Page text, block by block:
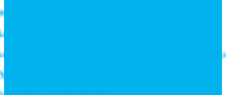
rekordorder!
din miljö?
tilldelas prestigefyllt pris för industriellt
Switchar i kompakt utförande